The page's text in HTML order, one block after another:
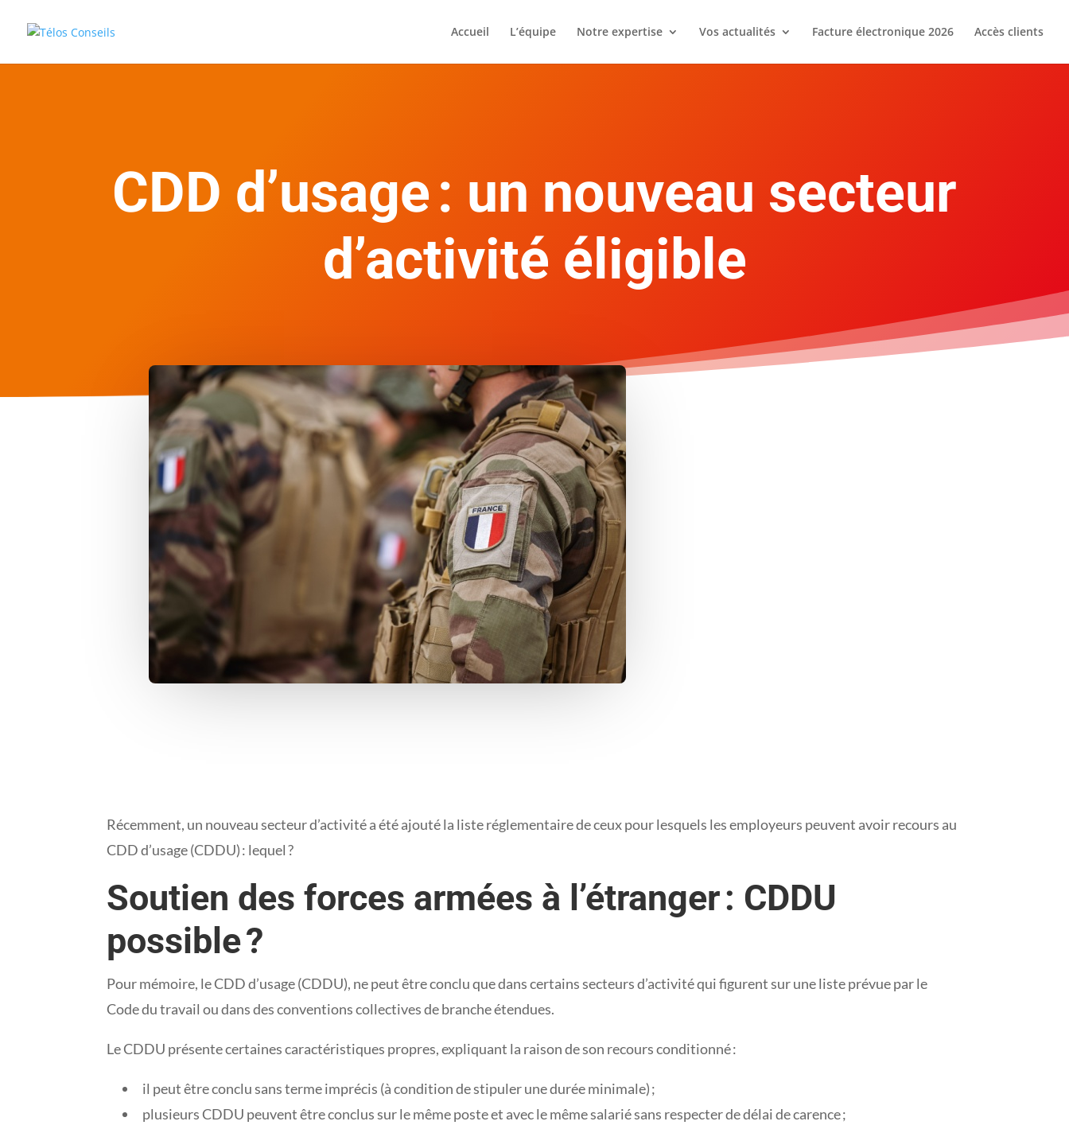
Accueil L’équipe Notre expertise Vos actualités Facture électronique 2026 Accès clients
CDD d’usage : un nouveau secteur
d’activité éligible
Récemment, un nouveau secteur d’activité a été ajouté la liste réglementaire de ceux pour lesquels les employeurs peuvent avoir recours au
CDD d’usage (CDDU) : lequel ?
Soutien des forces armées à l’étranger : CDDU
possible ?
Pour mémoire, le CDD d’usage (CDDU), ne peut être conclu que dans certains secteurs d’activité qui figurent sur une liste prévue par le
Code du travail ou dans des conventions collectives de branche étendues.
Le CDDU présente certaines caractéristiques propres, expliquant la raison de son recours conditionné :
il peut être conclu sans terme imprécis (à condition de stipuler une durée minimale) ;
plusieurs CDDU peuvent être conclus sur le même poste et avec le même salarié sans respecter de délai de carence ;